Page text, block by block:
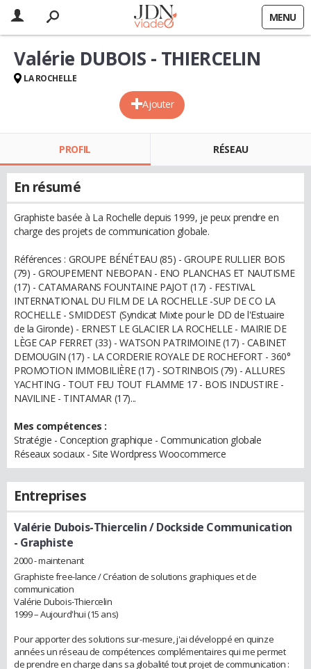
MENU
Ajouter
Valérie DUBOIS - THIERCELIN
LA ROCHELLE
PROFIL RÉSEAU
En résumé
Graphiste basée à La Rochelle depuis 1999, je peux prendre en
charge des projets de communication globale.
Références : GROUPE BÉNÉTEAU (85) - GROUPE RULLIER BOIS
(79) - GROUPEMENT NEBOPAN - ENO PLANCHAS ET NAUTISME
(17) - CATAMARANS FOUNTAINE PAJOT (17) - FESTIVAL
INTERNATIONAL DU FILM DE LA ROCHELLE -SUP DE CO LA
ROCHELLE - SMIDDEST (Syndicat Mixte pour le DD de l'Estuaire
de la Gironde) - ERNEST LE GLACIER LA ROCHELLE - MAIRIE DE
LÈGE CAP FERRET (33) - WATSON PATRIMOINE (17) - CABINET
DEMOUGIN (17) - LA CORDERIE ROYALE DE ROCHEFORT - 360°
PROMOTION IMMOBILIÈRE (17) - SOTRINBOIS (79) - ALLURES
YACHTING - TOUT FEU TOUT FLAMME 17 - BOIS INDUSTIRE -
NAVILINE - TINTAMAR (17)...
Mes compétences :
Stratégie - Conception graphique - Communication globale
Réseaux sociaux - Site Wordpress Woocommerce
Entreprises
Valérie Dubois-Thiercelin / Dockside Communication
- Graphiste
2000 - maintenant
Graphiste free-lance / Création de solutions graphiques et de
communication
Valérie Dubois-Thiercelin
1999 – Aujourd'hui (15 ans)
Pour apporter des solutions sur-mesure, j'ai développé en quinze
années un réseau de compétences complémentaires qui me permet
de prendre en charge dans sa globalité tout projet de communication :